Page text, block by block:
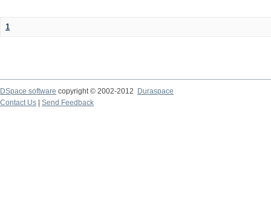
1
DSpace software copyright © 2002-2012 Duraspace
Contact Us | Send Feedback